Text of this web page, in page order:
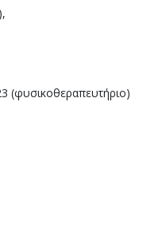
(φυσικοθεραπευτήριο)